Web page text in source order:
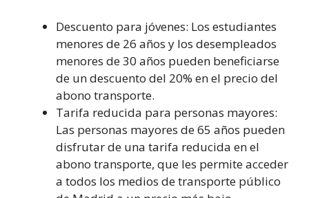
Descuento para jóvenes: Los estudiantes
menores de 26 años y los desempleados
menores de 30 años pueden beneficiarse
de un descuento del 20% en el precio del
abono transporte.
Tarifa reducida para personas mayores:
Las personas mayores de 65 años pueden
disfrutar de una tarifa reducida en el
abono transporte, que les permite acceder
a todos los medios de transporte público